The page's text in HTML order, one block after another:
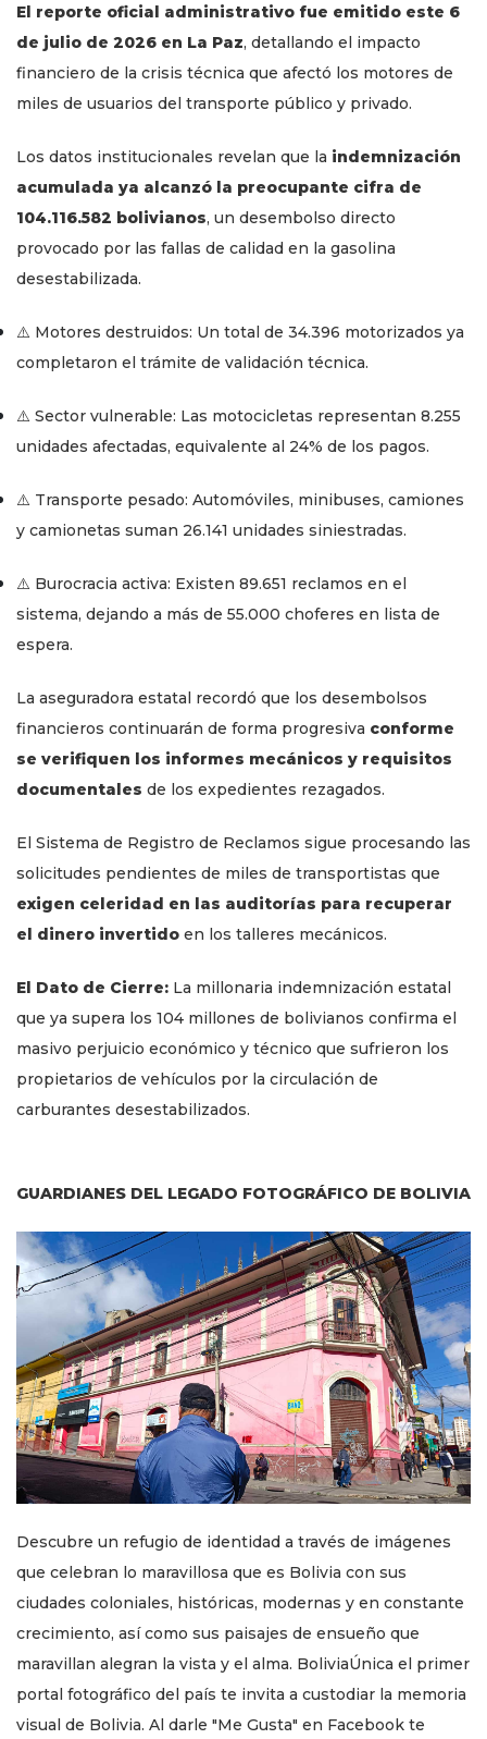
El reporte oficial administrativo fue emitido este 6
de julio de 2026 en La Paz, detallando el impacto
financiero de la crisis técnica que afectó los motores de
miles de usuarios del transporte público y privado.
Los datos institucionales revelan que la indemnización
acumulada ya alcanzó la preocupante cifra de
104.116.582 bolivianos, un desembolso directo
provocado por las fallas de calidad en la gasolina
desestabilizada.
⚠️ Motores destruidos: Un total de 34.396 motorizados ya
completaron el trámite de validación técnica.
⚠️ Sector vulnerable: Las motocicletas representan 8.255
unidades afectadas, equivalente al 24% de los pagos.
⚠️ Transporte pesado: Automóviles, minibuses, camiones
y camionetas suman 26.141 unidades siniestradas.
⚠️ Burocracia activa: Existen 89.651 reclamos en el
sistema, dejando a más de 55.000 choferes en lista de
espera.
La aseguradora estatal recordó que los desembolsos
financieros continuarán de forma progresiva conforme
se verifiquen los informes mecánicos y requisitos
documentales de los expedientes rezagados.
El Sistema de Registro de Reclamos sigue procesando las
solicitudes pendientes de miles de transportistas que
exigen celeridad en las auditorías para recuperar
el dinero invertido en los talleres mecánicos.
El Dato de Cierre: La millonaria indemnización estatal
que ya supera los 104 millones de bolivianos confirma el
masivo perjuicio económico y técnico que sufrieron los
propietarios de vehículos por la circulación de
carburantes desestabilizados.
GUARDIANES DEL LEGADO FOTOGRÁFICO DE BOLIVIA
Descubre un refugio de identidad a través de imágenes
que celebran lo maravillosa que es Bolivia con sus
ciudades coloniales, históricas, modernas y en constante
crecimiento, así como sus paisajes de ensueño que
maravillan alegran la vista y el alma. BoliviaÚnica el primer
portal fotográfico del país te invita a custodiar la memoria
visual de Bolivia. Al darle "Me Gusta" en Facebook te